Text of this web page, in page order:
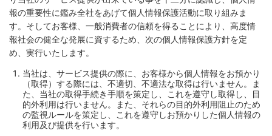
報の重要性に鑑み全社をあげて個人情報保護活動に取り組みま
す。そしてお客様、一般消費者の信頼を得ることにより、高度情
報社会の健全な発展に資するため、次の個人情報保護方針を定
め、実行いたします。
当社は、サービス提供の際に、お客様から個人情報をお預かり
（取得）する際には、不適切、不適法な取得は行いません。ま
た、当社の取得手続き手順を策定し、これを遵守し取得し、目
的外利用は行いません。また、それらの目的外利用阻止のため
の監視ルールを策定し、これを遵守しお預かりした個人情報の
利用及び提供を行います。